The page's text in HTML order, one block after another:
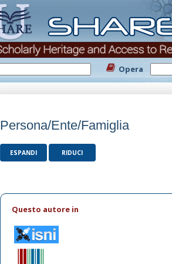
Opera
Persona/Ente/Famiglia
ESPANDI RIDUCI
Questo autore in